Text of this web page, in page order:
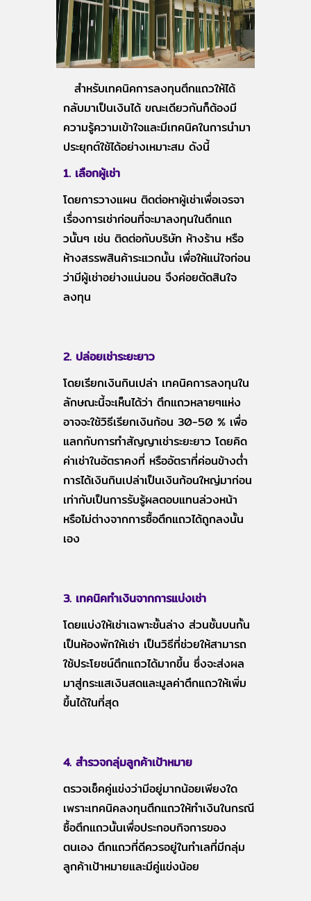
สำหรับเทคนิคการลงทุนตึกแถวให้ได้
กลับมาเป็นเงินได้ ขณะเดียวกันก็ต้องมี
ความรู้ความเข้าใจและมีเทคนิคในการนำมา
ประยุกต์ใช้ได้อย่างเหมาะสม ดังนี้
1. เลือกผู้เช่า
โดยการวางแผน ติดต่อหาผู้เช่าเพื่อเจรจา
เรื่องการเช่าก่อนที่จะมาลงทุนในตึกแถ
วนั้นๆ เช่น ติดต่อกับบริษัท ห้างร้าน หรือ
ห้างสรรพสินค้าระแวกนั้น เพื่อให้แน่ใจก่อน
ว่ามีผู้เช่าอย่างแน่นอน จึงค่อยตัดสินใจ
ลงทุน
2. ปล่อยเช่าระยะยาว
โดยเรียกเงินกินเปล่า เทคนิคการลงทุนใน
ลักษณะนี้จะเห็นได้ว่า ตึกแถวหลายๆแห่ง
อาจจะใช้วิธีเรียกเงินก้อน 30-50 % เพื่อ
แลกกับการทำสัญญาเช่าระยะยาว โดยคิด
ค่าเช่าในอัตราคงที่ หรืออัตราที่ค่อนข้างต่ำ
การได้เงินกินเปล่าเป็นเงินก้อนใหญ่มาก่อน
เท่ากับเป็นการรับรู้ผลตอบแทนล่วงหน้า
หรือไม่ต่างจากการซื้อตึกแถวได้ถูกลงนั้น
เอง
3. เทคนิคทำเงินจากการแบ่งเช่า
โดยแบ่งให้เช่าเฉพาะชั้นล่าง ส่วนชั้นบนกั้น
เป็นห้องพักให้เช่า เป็นวิธีที่ช่วยให้สามารถ
ใช้ประโยชน์ตึกแถวได้มากขึ้น ซึ่งจะส่งผล
มาสู่กระแสเงินสดและมูลค่าตึกแถวให้เพิ่ม
ขึ้นได้ในที่สุด
4. สำรวจกลุ่มลูกค้าเป้าหมาย
ตรวจเช็คคู่แข่งว่ามีอยู่มากน้อยเพียงใด
เพราะเทคนิคลงทุนตึกแถวให้ทำเงินในกรณี
ซื้อตึกแถวนั้นเพื่อประกอบกิจการของ
ตนเอง ตึกแถวที่ดีควรอยู่ในทำเลที่มีกลุ่ม
ลูกค้าเป้าหมายและมีคู่แข่งน้อย